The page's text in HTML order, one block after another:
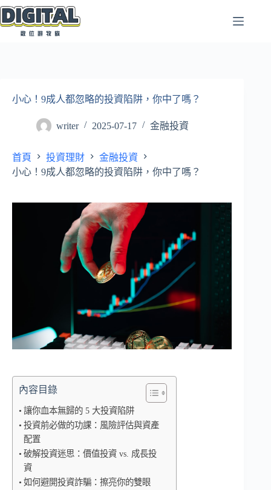
跳
至
小心！9成人都忽略的投資陷阱，你中了嗎？
writer 2025-07-17 金融投資
首頁 投資理財
金融投資
小心！9成人都忽略的投資陷阱，你中了嗎？
內容目錄
讓你血本無歸的 5 大投資陷阱
投資前必做的功課：風險評估與資產
配置
破解投資迷思：價值投資 vs. 成長投
資
如何避開投資詐騙：擦亮你的雙眼